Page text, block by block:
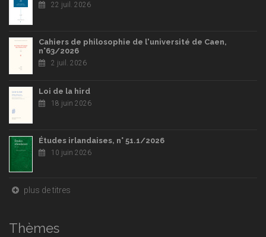
22 juil. 2026
Cahiers de philosophie de l'université de Caen,
n°63/2026
2 juil. 2026
Loi de la hird
18 juin 2026
Études irlandaises, n° 51.1/2026
10 juin 2026
plus de titres
Thèmes